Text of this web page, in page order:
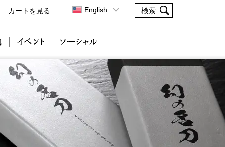
カートを見る English
会社案内 イベント